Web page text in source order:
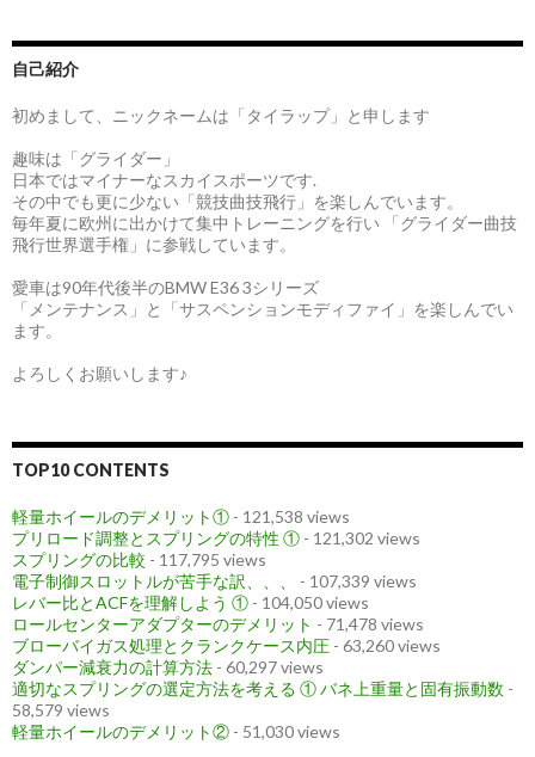
自己紹介
初めまして、ニックネームは「タイラップ」と申します
趣味は「グライダー」
日本ではマイナーなスカイスポーツです.
その中でも更に少ない「競技曲技飛行」を楽しんでいます。
毎年夏に欧州に出かけて集中トレーニングを行い 「グライダー曲技
飛行世界選手権」に参戦しています。
愛車は90年代後半のBMW E36 3シリーズ
「メンテナンス」と「サスペンションモディファイ」を楽しんでい
ます。
よろしくお願いします♪
TOP10 CONTENTS
軽量ホイールのデメリット① - 121,538 views
プリロード調整とスプリングの特性 ① - 121,302 views
スプリングの比較 - 117,795 views
電子制御スロットルが苦手な訳、、、
- 107,339 views
レバー比とACFを理解しよう ① - 104,050 views
ロールセンターアダプターのデメリット - 71,478 views
ブローバイガス処理とクランクケース内圧 - 63,260 views
ダンパー減衰力の計算方法 - 60,297 views
適切なスプリングの選定方法を考える ① バネ上重量と固有振動数 -
58,579 views
軽量ホイールのデメリット② - 51,030 views